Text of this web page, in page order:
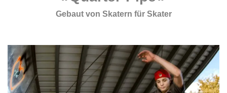
Gebaut von Skatern für Skater